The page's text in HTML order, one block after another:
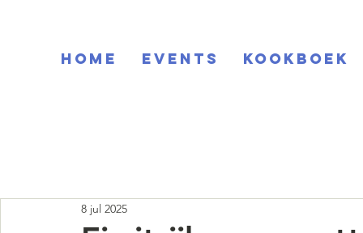
Home EVENTS KOOKBOEK
8 jul 2025